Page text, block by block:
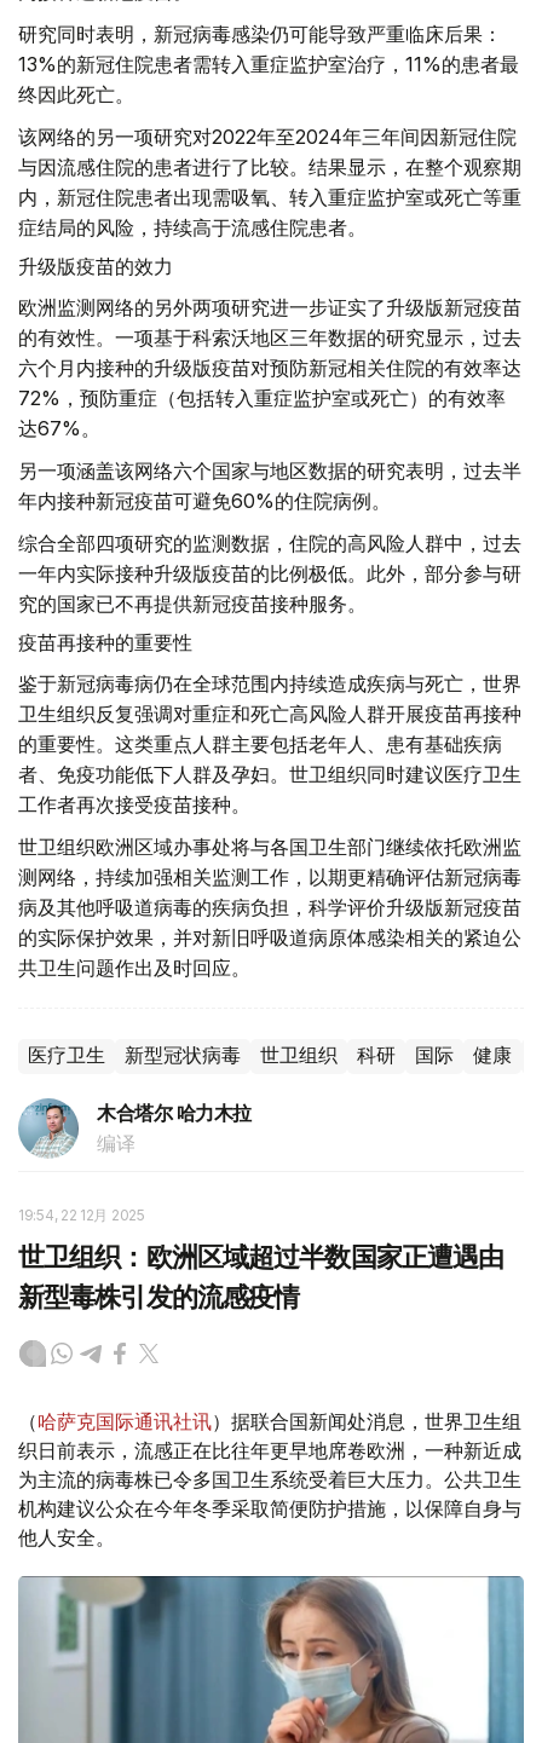
研究同时表明，新冠病毒感染仍可能导致严重临床后果：
13%的新冠住院患者需转入重症监护室治疗，11%的患者最
终因此死亡。
该网络的另一项研究对2022年至2024年三年间因新冠住院
与因流感住院的患者进行了比较。结果显示，在整个观察期
内，新冠住院患者出现需吸氧、转入重症监护室或死亡等重
症结局的风险，持续高于流感住院患者。
升级版疫苗的效力
欧洲监测网络的另外两项研究进一步证实了升级版新冠疫苗
的有效性。一项基于科索沃地区三年数据的研究显示，过去
六个月内接种的升级版疫苗对预防新冠相关住院的有效率达
72%，预防重症（包括转入重症监护室或死亡）的有效率
达67%。
另一项涵盖该网络六个国家与地区数据的研究表明，过去半
年内接种新冠疫苗可避免60%的住院病例。
综合全部四项研究的监测数据，住院的高风险人群中，过去
一年内实际接种升级版疫苗的比例极低。此外，部分参与研
究的国家已不再提供新冠疫苗接种服务。
疫苗再接种的重要性
鉴于新冠病毒病仍在全球范围内持续造成疾病与死亡，世界
卫生组织反复强调对重症和死亡高风险人群开展疫苗再接种
的重要性。这类重点人群主要包括老年人、患有基础疾病
者、免疫功能低下人群及孕妇。世卫组织同时建议医疗卫生
工作者再次接受疫苗接种。
世卫组织欧洲区域办事处将与各国卫生部门继续依托欧洲监
测网络，持续加强相关监测工作，以期更精确评估新冠病毒
病及其他呼吸道病毒的疾病负担，科学评价升级版新冠疫苗
的实际保护效果，并对新旧呼吸道病原体感染相关的紧迫公
共卫生问题作出及时回应。
医疗卫生 新型冠状病毒 世卫组织 科研 国际 健康
木合塔尔 哈力木拉
编译
19:54, 22 12月 2025
世卫组织：欧洲区域超过半数国家正遭遇由
新型毒株引发的流感疫情
（哈萨克国际通讯社讯）据联合国新闻处消息，世界卫生组
织日前表示，流感正在比往年更早地席卷欧洲，一种新近成
为主流的病毒株已令多国卫生系统受着巨大压力。公共卫生
机构建议公众在今年冬季采取简便防护措施，以保障自身与
他人安全。